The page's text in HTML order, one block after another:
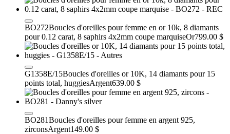
BO272Boucles d'oreilles pour femme en or 10k, 8 diamants
pour 0.12 carat, 8 saphirs 4x2mm coupe marquiseOr799.00 $
G1358E/15Boucles d'oreilles or 10K, 14 diamants pour 15
points total, huggiesArgent639.00 $
BO281Boucles d'oreilles pour femme en argent 925,
zirconsArgent149.00 $